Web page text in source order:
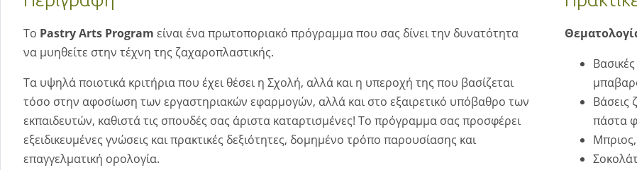
To Pastry Arts Program είναι ένα πρωτοποριακό πρόγραμμα που σας δίνει την δυνατότητα
να μυηθείτε στην τέχνη της ζαχαροπλαστικής.
Τα υψηλά ποιοτικά κριτήρια που έχει θέσει η Σχολή, αλλά και η υπεροχή της που βασίζεται
τόσο στην αφοσίωση των εργαστηριακών εφαρμογών, αλλά και στο εξαιρετικό υπόβαθρο των
εκπαιδευτών, καθιστά τις σπουδές σας άριστα καταρτισμένες! ​Το πρόγραμμα σας προσφέρει
εξειδικευμένες γνώσεις και πρακτικές δεξιότητες, δομημένο τρόπο παρουσίασης και
επαγγελματική ορολογία.
Βάσεις
πάστα